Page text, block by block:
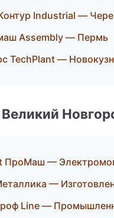
Industrial —
Assembly — Пермь
TechPlant —
ПроМаш —
—
Line —